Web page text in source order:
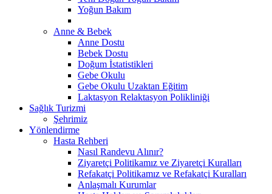
Yoğun Bakım
Anne & Bebek
Anne Dostu
Bebek Dostu
Doğum İstatistikleri
Gebe Okulu
Gebe Okulu Uzaktan Eğitim
Laktasyon Relaktasyon Polikliniği
Sağlık Turizmi
Şehrimiz
Yönlendirme
Hasta Rehberi
Nasıl Randevu Alınır?
Ziyaretçi Politikamız ve Ziyaretçi Kuralları
Refakatçi Politikamız ve Refakatçi Kuralları
Anlaşmalı Kurumlar